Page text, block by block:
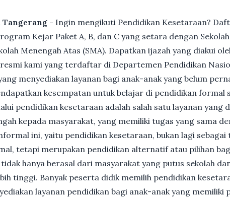
Tangerang - Ingin mengikuti Pendidikan Kesetaraan?
Kejar Paket A, B, dan C yang setara dengan Sekolah
Menengah Atas (SMA). Dapatkan ijazah yang diakui
kami yang terdaftar di Departemen Pendidikan
menyediakan layanan bagi anak-anak yang belum
kesempatan untuk belajar di pendidikan formal
pendidikan kesetaraan adalah salah satu layanan yang
kepada masyarakat, yang memiliki tugas yang sama
ini, yaitu pendidikan kesetaraan, bukan lagi sebagai
tetapi merupakan pendidikan alternatif atau pilihan
hanya berasal dari masyarakat yang putus sekolah
tinggi. Banyak peserta didik memilih pendidikan
layanan pendidikan bagi anak-anak yang memiliki